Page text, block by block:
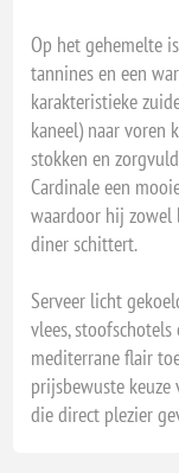
Op het gehemelte
tannines en een
karakteristieke
kaneel) naar voren
stokken en
Cardinale een
waardoor hij zowel
diner schittert.
Serveer licht
vlees,
mediterrane flair
prijsbewuste
die direct plezier